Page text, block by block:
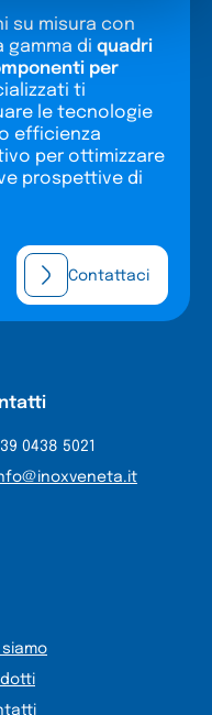
su misura con
gamma di quadri
per
ti
le tecnologie
efficienza
per ottimizzare
prospettive di
Contattaci
0438 5021
siamo